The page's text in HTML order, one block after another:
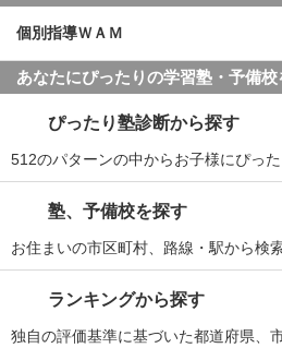
個別指導ＷＡＭ
あなたにぴったりの学習塾・予備校
ぴったり塾診断から探す
512のパターンの中からお子様にぴった
塾、予備校を探す
お住まいの市区町村、路線・駅から検
ランキングから探す
独自の評価基準に基づいた都道府県、